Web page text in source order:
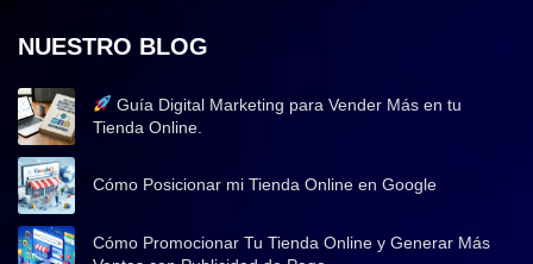
NUESTRO BLOG
Guía Digital Marketing para Vender Más en tu
Tienda Online.
Cómo Posicionar mi Tienda Online en Google
Cómo Promocionar Tu Tienda Online y Generar Más